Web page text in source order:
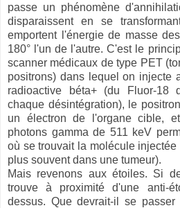
passe un phénomène
disparaissent en se
emportent l'énergie de masse
180° l'un de l'autre. C'est le
scanner médicaux de type PET
positrons) dans lequel on injecte
radioactive béta+ (du Fluor-18
chaque désintégration), le
un électron de l'organe cible,
photons gamma de 511 keV
où se trouvait la molécule
plus souvent dans une tumeur).
Mais revenons aux étoiles. Si
trouve à proximité d'une anti-
dessus. Que devrait-il se